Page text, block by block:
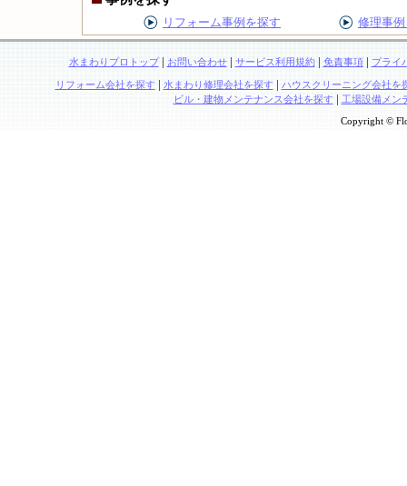
リフォーム事例を探す 修理事
水まわりプロトップ| お問い合わせ| サービス利用規約| 免責事項| プライ
リフォーム会社を探す | 水まわり修理会社を探す | ハウスクリーニング会社を
ビル・建物メンテナンス会社を探す| 工場設備メン
Copyright ©